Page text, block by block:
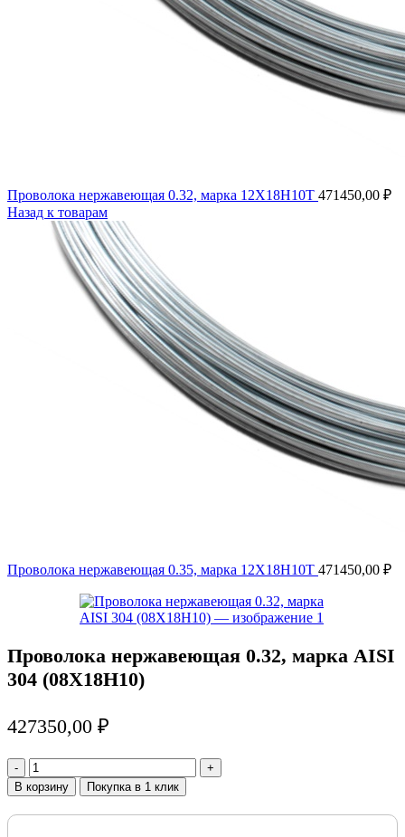
Проволока нержавеющая 0.32, марка 12Х18Н10Т 471450,00 ₽
Назад к товарам
Проволока нержавеющая 0.35, марка 12Х18Н10Т 471450,00 ₽
Проволока нержавеющая 0.32, марка AISI
304 (08Х18Н10)
427350,00 ₽
Количество
товара
Проволока
нержавеющая
В корзину Покупка в 1 клик